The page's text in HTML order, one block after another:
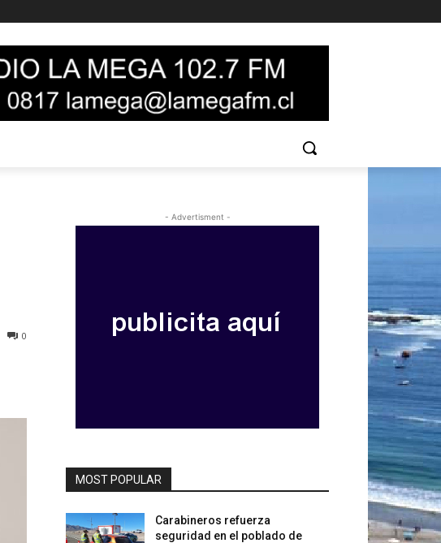
0
- Advertisment -
MOST POPULAR
Carabineros refuerza
seguridad en el poblado de